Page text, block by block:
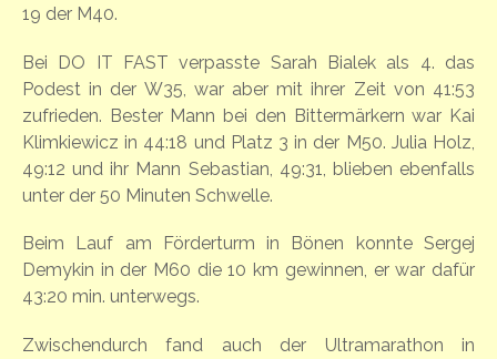
19 der M40.
Bei DO IT FAST verpasste Sarah Bialek als 4. das
Podest in der W35, war aber mit ihrer Zeit von 41:53
zufrieden. Bester Mann bei den Bittermärkern war Kai
Klimkiewicz in 44:18 und Platz 3 in der M50. Julia Holz,
49:12 und ihr Mann Sebastian, 49:31, blieben ebenfalls
unter der 50 Minuten Schwelle.
Beim Lauf am Förderturm in Bönen konnte Sergej
Demykin in der M60 die 10 km gewinnen, er war dafür
43:20 min. unterwegs.
Zwischendurch fand auch der Ultramarathon in